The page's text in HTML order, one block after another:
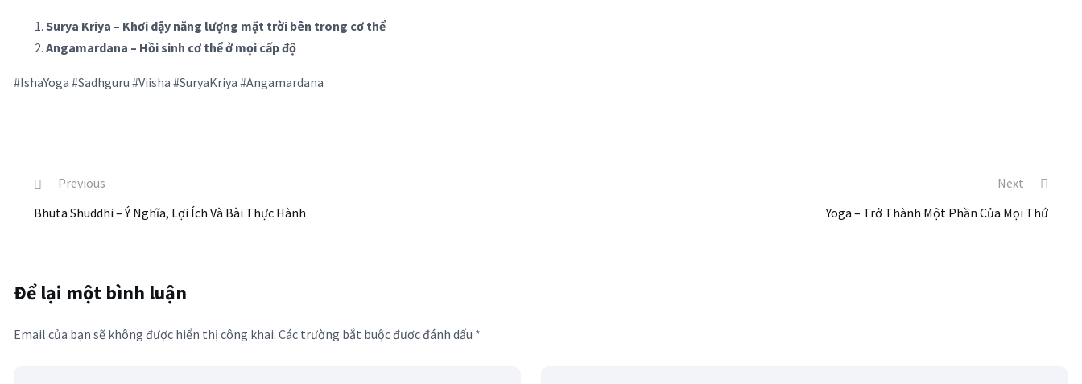
Surya Kriya – Khơi dậy năng lượng mặt trời bên trong cơ thể
Angamardana – Hồi sinh cơ thể ở mọi cấp độ
#IshaYoga #Sadhguru #Viisha #SuryaKriya #Angamardana
Previous
Bhuta Shuddhi – Ý Nghĩa, Lợi Ích Và Bài Thực Hành
Next
Yoga – Trở Thành Một Phần Của Mọi Thứ
Để lại một bình luận
Email của bạn sẽ không được hiển thị công khai. Các trường bắt buộc được đánh dấu *